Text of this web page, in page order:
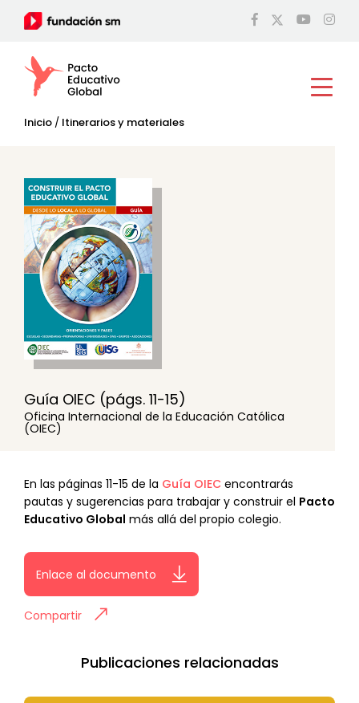
Inicio / Itinerarios y materiales
Guía OIEC (págs. 11-15)
Oficina Internacional de la Educación Católica
(OIEC)
En las páginas 11-15 de la Guía OIEC encontrarás
pautas y sugerencias para trabajar y construir el Pacto
Educativo Global más allá del propio colegio.
Enlace al documento
Compartir
Publicaciones relacionadas